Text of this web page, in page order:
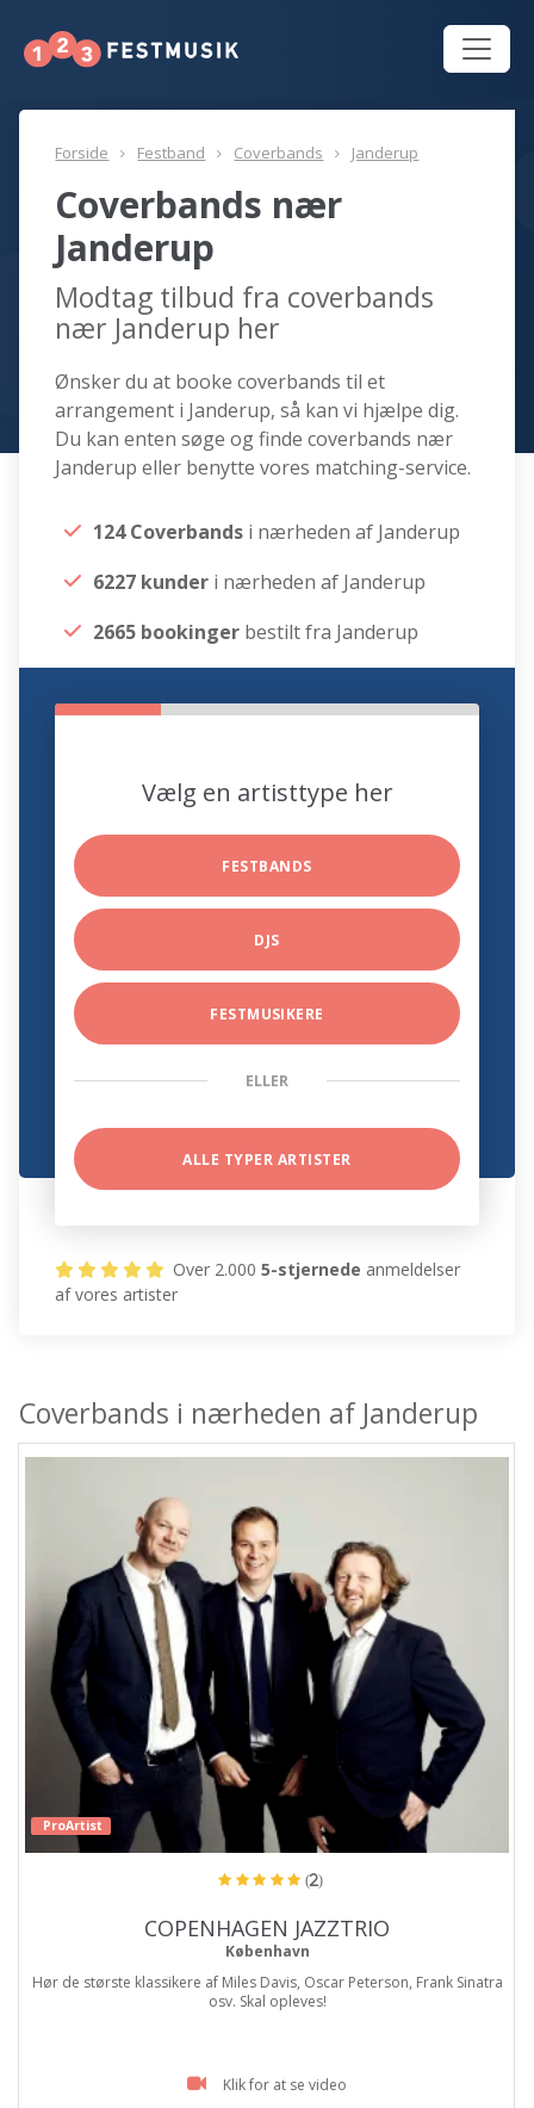
Forside Festband Coverbands Janderup
Coverbands nær
Janderup
Modtag tilbud fra coverbands
nær Janderup her
Ønsker du at booke coverbands til et
arrangement i Janderup, så kan vi hjælpe dig.
Du kan enten søge og finde coverbands nær
Janderup eller benytte vores matching-service.
124 Coverbands i nærheden af Janderup
6227 kunder i nærheden af Janderup
2665 bookinger bestilt fra Janderup
Vælg en artisttype her
FESTBANDS
DJS
FESTMUSIKERE
ELLER
ALLE TYPER ARTISTER
Over 2.0005-stjernede anmeldelser
af vores artister
Coverbands i nærheden af Janderup
ProArtist
(2)
COPENHAGEN JAZZTRIO
København
Hør de største klassikere af Miles Davis, Oscar Peterson, Frank Sinatra
osv. Skal opleves!
Klik for at se video